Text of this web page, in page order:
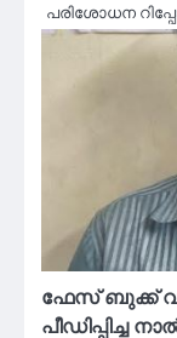
പരിശോധന
ഫേസ് ബുക്ക്
പീഡിപ്പിച്ച